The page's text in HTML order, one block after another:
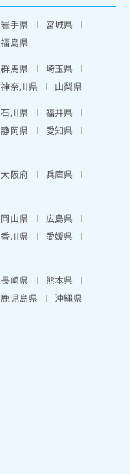
岩手県
宮城県
福島県
群馬県
埼玉県
神奈川県
山梨県
石川県
福井県
静岡県
愛知県
大阪府
兵庫県
岡山県
広島県
香川県
愛媛県
長崎県
熊本県
鹿児島県 沖縄県